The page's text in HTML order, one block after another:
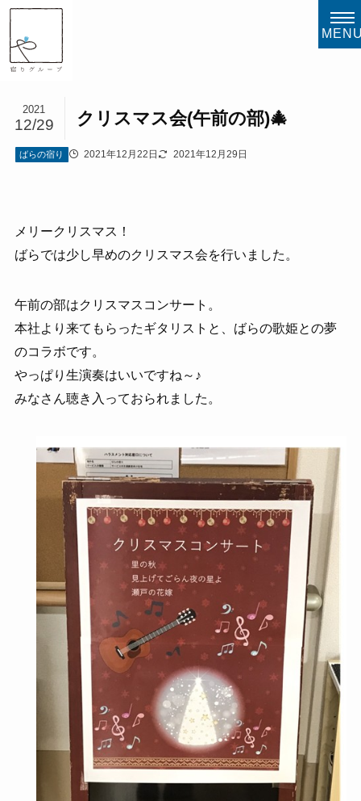
クリスマス会(午前の部)🎄
2021
12/29
ばらの宿り 2021年12月22日 2021年12月29日
メリークリスマス！
ばらでは少し早めのクリスマス会を行いました。
午前の部はクリスマスコンサート。
本社より来てもらったギタリストと、ばらの歌姫との夢
のコラボです。
やっぱり生演奏はいいですね～♪
みなさん聴き入っておられました。